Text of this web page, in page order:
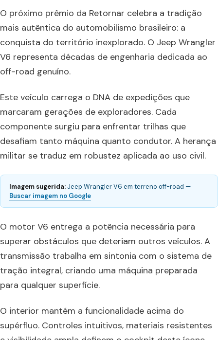
O próximo prêmio da Retornar celebra a tradição
mais autêntica do automobilismo brasileiro: a
conquista do território inexplorado. O Jeep Wrangler
V6 representa décadas de engenharia dedicada ao
off-road genuíno.
Este veículo carrega o DNA de expedições que
marcaram gerações de exploradores. Cada
componente surgiu para enfrentar trilhas que
desafiam tanto máquina quanto condutor. A herança
militar se traduz em robustez aplicada ao uso civil.
Imagem sugerida: Jeep Wrangler V6 em terreno off-road —
Buscar imagem no Google
O motor V6 entrega a potência necessária para
superar obstáculos que deteriam outros veículos. A
transmissão trabalha em sintonia com o sistema de
tração integral, criando uma máquina preparada
para qualquer superfície.
O interior mantém a funcionalidade acima do
supérfluo. Controles intuitivos, materiais resistentes